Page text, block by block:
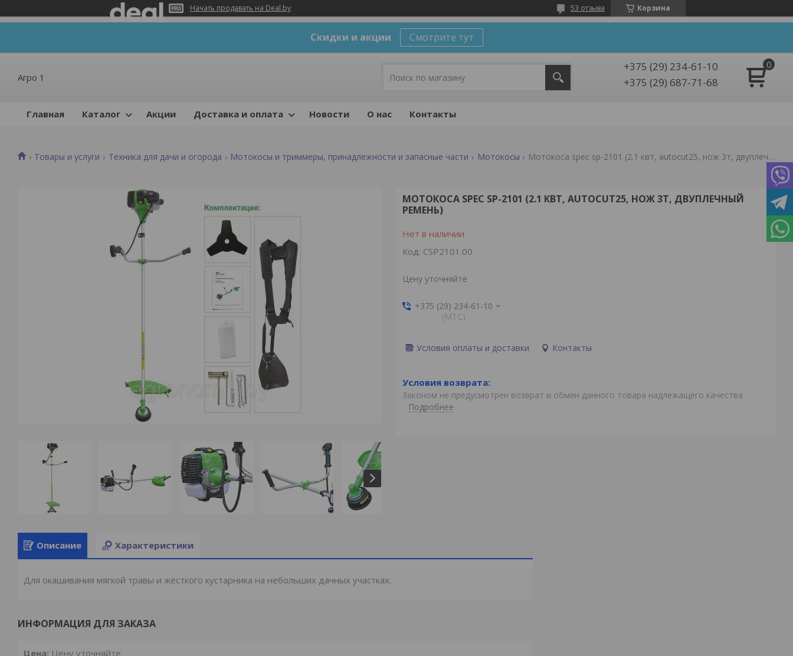
Начать продавать на Deal.by Корзина
53 отзыва
Скидки и акции Смотрите тут
Агро 1
+375 (29) 234-61-10
+375 (29) 687-71-68
Главная Каталог Акции Доставка и оплата Новости О нас Контакты
Товары и услуги Техника для дачи и огорода Мотокосы и триммеры, принадлежности и запасные части Мотокосы Мотокоса spec sp-2101 (2.1 квт, autocut25, нож 3т, двуплечный ремень)
МОТОКОСА SPEC SP-2101 (2.1 КВТ, AUTOCUT25, НОЖ 3Т, ДВУПЛЕЧНЫЙ
РЕМЕНЬ)
Нет в наличии
Код: CSP2101.00
Цену уточняйте
+375 (29) 234-61-10
(MTС)
Условия оплаты и доставки Контакты
Законом не предусмотрен возврат и обмен данного товара надлежащего качества
Подробнее
Описание Характеристики
Для окашивания мягкой травы и жёсткого кустарника на небольших дачных участках.
ИНФОРМАЦИЯ ДЛЯ ЗАКАЗА
Цена: Цену уточняйте